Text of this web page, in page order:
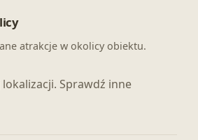
atrakcje w okolicy obiektu.
Sprawdź inne